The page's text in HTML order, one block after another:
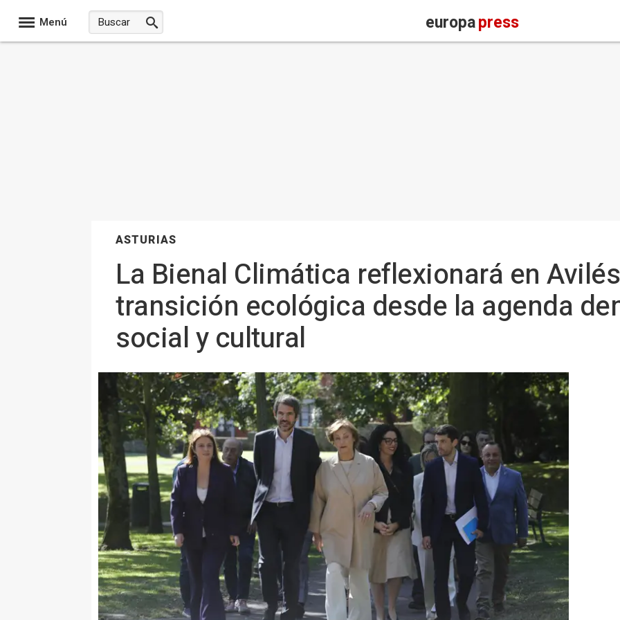
Menú europapress
ASTURIAS
La Bienal Climática reflexionará en
transición ecológica desde la agenda
social y cultural